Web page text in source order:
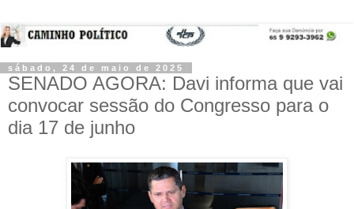
sábado, 24 de maio de 2025
SENADO AGORA: Davi informa que vai
convocar sessão do Congresso para o
dia 17 de junho